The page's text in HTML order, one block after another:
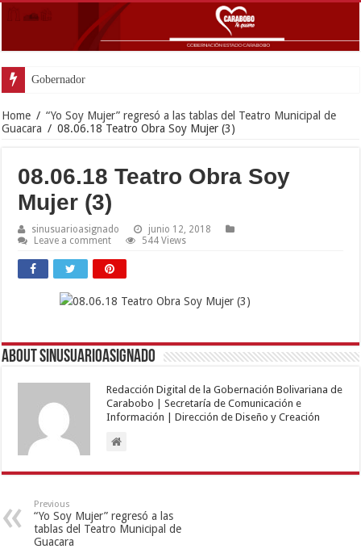
Gobernador Lacava anunció
Home / “Yo Soy Mujer” regresó a las tablas del Teatro Municipal de
Guacara / 08.06.18 Teatro Obra Soy Mujer (3)
08.06.18 Teatro Obra Soy
Mujer (3)
sinusuarioasignado
junio 12, 2018
Leave a comment
544 Views
About sinusuarioasignado
Redacción Digital de la Gobernación Bolivariana de
Carabobo | Secretaría de Comunicación e
Información | Dirección de Diseño y Creación
Previous
“Yo Soy Mujer” regresó a las
tablas del Teatro Municipal de
Guacara